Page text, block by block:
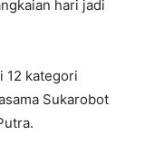
hari jadi
12 kategori
Sukarobot